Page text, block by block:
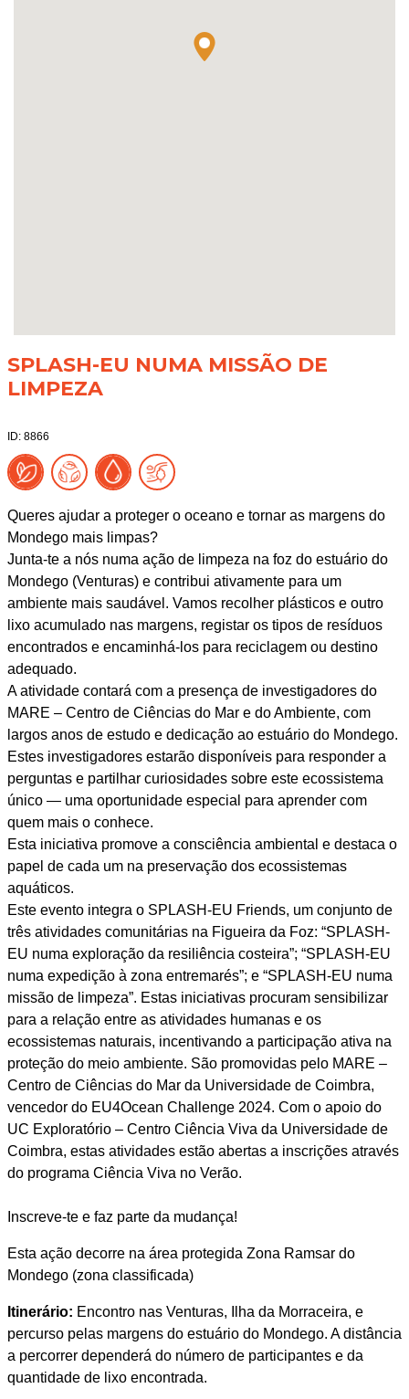
SPLASH-EU NUMA MISSÃO DE
LIMPEZA
ID: 8866
Queres ajudar a proteger o oceano e tornar as margens do
Mondego mais limpas?
Junta-te a nós numa ação de limpeza na foz do estuário do
Mondego (Venturas) e contribui ativamente para um
ambiente mais saudável. Vamos recolher plásticos e outro
lixo acumulado nas margens, registar os tipos de resíduos
encontrados e encaminhá-los para reciclagem ou destino
adequado.
A atividade contará com a presença de investigadores do
MARE – Centro de Ciências do Mar e do Ambiente, com
largos anos de estudo e dedicação ao estuário do Mondego.
Estes investigadores estarão disponíveis para responder a
perguntas e partilhar curiosidades sobre este ecossistema
único — uma oportunidade especial para aprender com
quem mais o conhece.
Esta iniciativa promove a consciência ambiental e destaca o
papel de cada um na preservação dos ecossistemas
aquáticos.
Este evento integra o SPLASH-EU Friends, um conjunto de
três atividades comunitárias na Figueira da Foz: “SPLASH-
EU numa exploração da resiliência costeira”; “SPLASH-EU
numa expedição à zona entremarés”; e “SPLASH-EU numa
missão de limpeza”. Estas iniciativas procuram sensibilizar
para a relação entre as atividades humanas e os
ecossistemas naturais, incentivando a participação ativa na
proteção do meio ambiente. São promovidas pelo MARE –
Centro de Ciências do Mar da Universidade de Coimbra,
vencedor do EU4Ocean Challenge 2024. Com o apoio do
UC Exploratório – Centro Ciência Viva da Universidade de
Coimbra, estas atividades estão abertas a inscrições através
do programa Ciência Viva no Verão.
Inscreve-te e faz parte da mudança!
Esta ação decorre na área protegida Zona Ramsar do
Mondego (zona classificada)
Itinerário: Encontro nas Venturas, Ilha da Morraceira, e
percurso pelas margens do estuário do Mondego. A distância
a percorrer dependerá do número de participantes e da
quantidade de lixo encontrada.